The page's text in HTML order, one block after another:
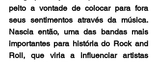
peito a vontade de colocar para fora
seus sentimentos através da música.
Nascia então, uma das bandas mais
importantes para história do Rock and
Roll, que viria a influenciar artistas